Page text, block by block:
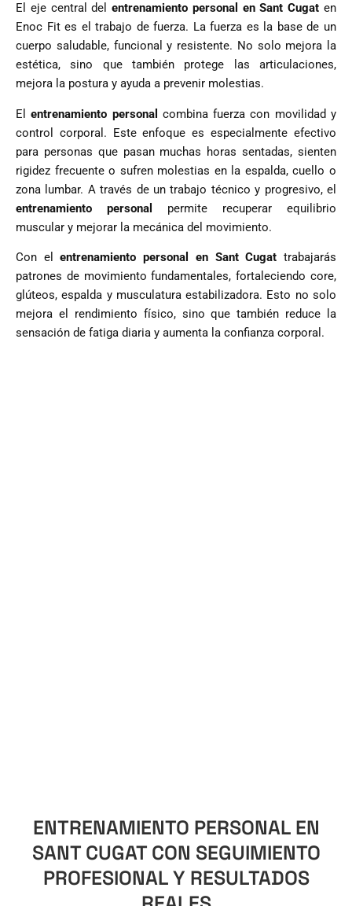
El eje central delentrenamiento personal en Sant Cugaten
Enoc Fit es el trabajo de fuerza. La fuerza es la base de un
cuerpo saludable, funcional y resistente. No solo mejora la
estética, sino que también protege las articulaciones,
mejora la postura y ayuda a prevenir molestias.
Elentrenamiento personal combina fuerza con movilidad y
control corporal. Este enfoque es especialmente efectivo
para personas que pasan muchas horas sentadas, sienten
rigidez frecuente o sufren molestias en la espalda, cuello o
zona lumbar. A través de un trabajo técnico y progresivo, el
entrenamiento personal permite recuperar equilibrio
muscular y mejorar la mecánica del movimiento.
Con elentrenamiento personal en Sant Cugat trabajarás
patrones de movimiento fundamentales, fortaleciendo core,
glúteos, espalda y musculatura estabilizadora. Esto no solo
mejora el rendimiento físico, sino que también reduce la
sensación de fatiga diaria y aumenta la confianza corporal.
ENTRENAMIENTO PERSONAL EN
SANT CUGAT CON SEGUIMIENTO
PROFESIONAL Y RESULTADOS